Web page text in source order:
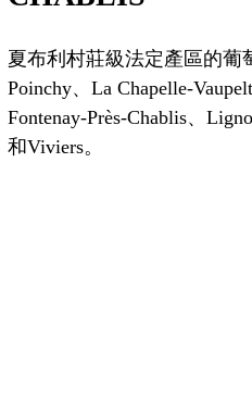
夏布利村莊級法定產區的葡
Poinchy、La Chapelle-
Fontenay-Près-Chablis、
和Viviers。